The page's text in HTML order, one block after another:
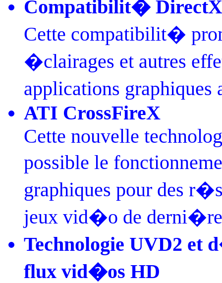
Compatibilit� DirectX
Cette compatibilit�
�clairages et autres
applications
ATI CrossFireX
Cette nouvelle
possible le
graphiques pour des
jeux vid�o de
Technologie UVD2 et
flux vid�os HD